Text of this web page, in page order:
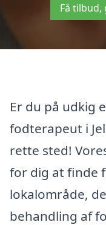
Få
Er du på udkig
fodterapeut i
rette sted!
for dig at finde
lokalområde,
behandling af